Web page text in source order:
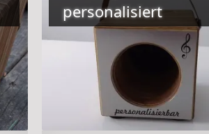
personalisiert